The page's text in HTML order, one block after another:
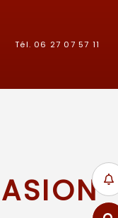
Tél. 06 27 07 57 11